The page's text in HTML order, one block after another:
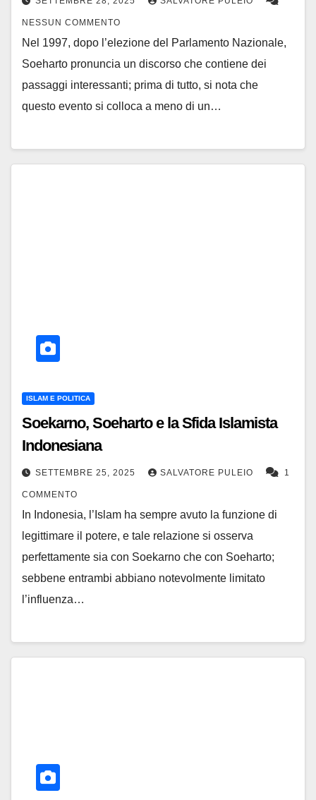
NESSUN COMMENTO
Nel 1997, dopo l’elezione del Parlamento Nazionale,
Soeharto pronuncia un discorso che contiene dei
passaggi interessanti; prima di tutto, si nota che
questo evento si colloca a meno di un…
ISLAM E POLITICA
Soekarno, Soeharto e la Sfida Islamista
Indonesiana
SETTEMBRE 25, 2025 SALVATORE PULEIO 1
COMMENTO
In Indonesia, l’Islam ha sempre avuto la funzione di
legittimare il potere, e tale relazione si osserva
perfettamente sia con Soekarno che con Soeharto;
sebbene entrambi abbiano notevolmente limitato
l’influenza…